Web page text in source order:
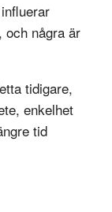
och några är
tidigare,
enkelhet
tid